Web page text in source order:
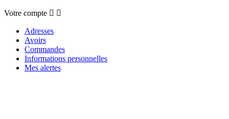
Votre compte  
Adresses
Avoirs
Commandes
Informations personnelles
Mes alertes